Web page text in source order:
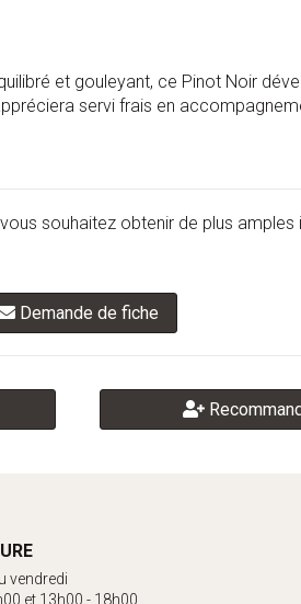
et gouleyant, ce Pinot Noir
servi frais en
souhaitez obtenir de plus amples
Demande de fiche
vendredi
et 13h00 - 18h00